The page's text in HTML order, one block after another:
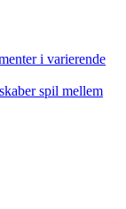
i varierende
spil mellem